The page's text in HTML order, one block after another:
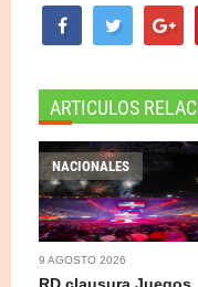
ARTICULOS
NACIONALES
9 AGOSTO 2026